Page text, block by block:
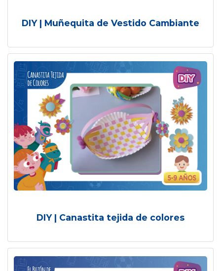
DIY | Muñequita de Vestido Cambiante
DIY | Canastita tejida de colores